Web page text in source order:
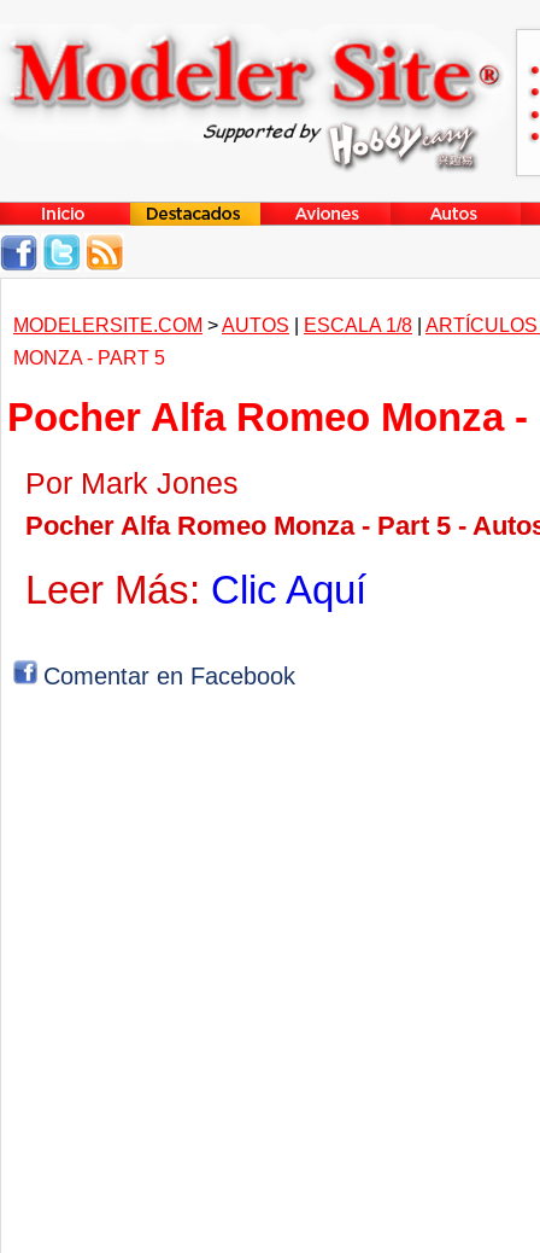
MODELERSITE.COM >AUTOS | ESCALA 1/8 |
MONZA - PART 5
Pocher Alfa Romeo Monza -
Por Mark Jones
Pocher Alfa Romeo Monza - Part 5 -
Leer Más: Clic Aquí
Comentar en Facebook